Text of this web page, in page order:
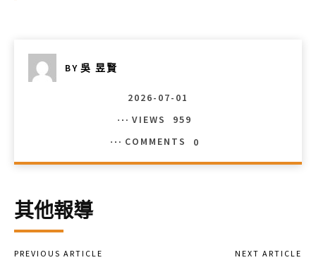
BY 吳 昱賢
2026-07-01
VIEWS
959
COMMENTS
0
其他報導
PREVIOUS ARTICLE NEXT ARTICLE